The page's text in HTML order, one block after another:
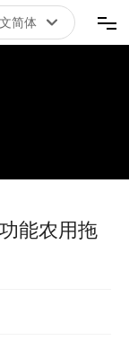
简体
能农用拖